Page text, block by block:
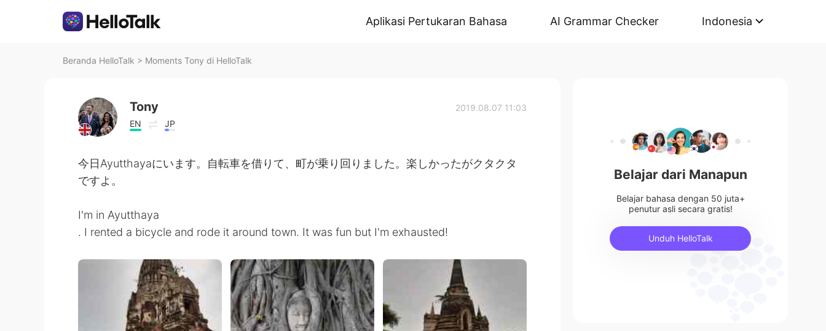
Aplikasi Pertukaran Bahasa AI Grammar Checker Indonesia
Beranda HelloTalk > Moments Tony di HelloTalk
Tony
EN JP
2019.08.07 11:03
今日Ayutthayaにいます。自転車を借りて、町が乗り回りました。楽しかったがクタクタ
ですよ。
I'm in Ayutthaya
. I rented a bicycle and rode it around town. It was fun but I'm exhausted!
Belajar dari Manapun
Belajar bahasa dengan 50 juta+
penutur asli secara gratis!
Unduh HelloTalk